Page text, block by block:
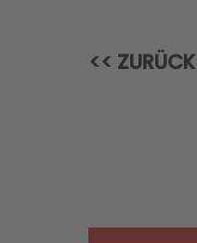
<< ZURÜCK